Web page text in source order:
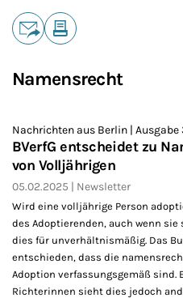
Teilen
Namensrecht
Nachrichten aus Berlin | Ausgabe
BVerfG entscheidet zu
von Volljährigen
05.02.2025 Newsletter
Wird eine volljährige Person
des Adoptierenden, auch wenn sie
dies für unverhältnismäßig. Das
entschieden, dass die
Adoption verfassungsgemäß sind.
Richterinnen sieht dies jedoch